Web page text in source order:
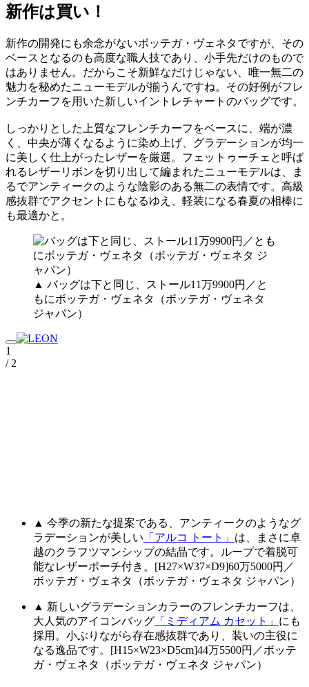
新作は買い！
新作の開発にも余念がないボッテガ・ヴェネタですが、その
ベースとなるのも高度な職人技であり、小手先だけのもので
はありません。だからこそ新鮮なだけじゃない、唯一無二の
魅力を秘めたニューモデルが揃うんですね。その好例がフレ
ンチカーフを用いた新しいイントレチャートのバッグです。
しっかりとした上質なフレンチカーフをベースに、端が濃
く、中央が薄くなるように染め上げ、グラデーションが均一
に美しく仕上がったレザーを厳選。フェットゥーチェと呼ば
れるレザーリボンを切り出して編まれたニューモデルは、ま
るでアンティークのような陰影のある無二の表情です。高級
感抜群でアクセントにもなるゆえ、軽装になる春夏の相棒に
も最適かと。
▲ バッグは下と同じ、ストール11万9900円／と
もにボッテガ・ヴェネタ（ボッテガ・ヴェネタ
ジャパン）
1
/ 2
▲ 今季の新たな提案である、アンティークのようなグ
ラデーションが美しい 「アルコ トート」 は、まさに卓
越のクラフツマンシップの結晶です。ループで着脱可
能なレザーポーチ付き。[H27×W37×D9]60万5000円／
ボッテガ・ヴェネタ（ボッテガ・ヴェネタ ジャパン）
▲ 新しいグラデーションカラーのフレンチカーフは、
大人気のアイコンバッグ 「ミディアム カセット」 にも
採用。小ぶりながら存在感抜群であり、装いの主役に
なる逸品です。[H15×W23×D5cm]44万5500円／ボッテ
ガ・ヴェネタ（ボッテガ・ヴェネタ ジャパン）